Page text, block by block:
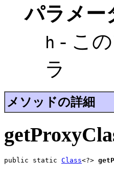
パラメー
h - こ
ラ
メソッドの詳細
public static Class<?>